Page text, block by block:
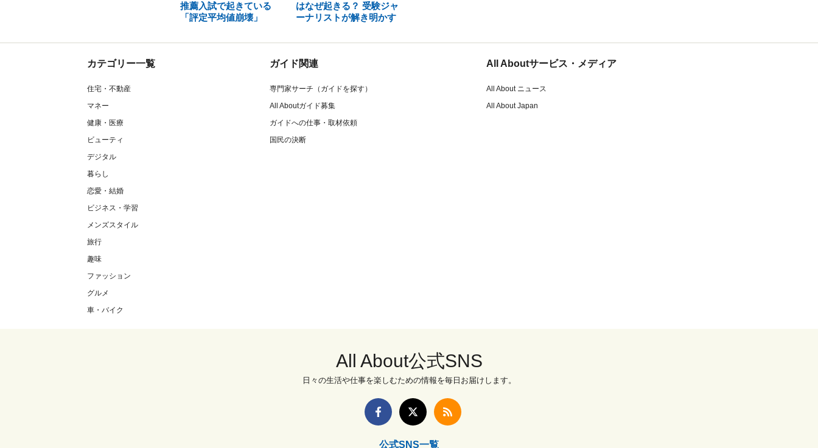
推薦入試で起きている
「評定平均値崩壊」
はなぜ起きる？ 受験ジャ
ーナリストが解き明かす
カテゴリー一覧
住宅・不動産
マネー
健康・医療
ビューティ
デジタル
暮らし
恋愛・結婚
ビジネス・学習
メンズスタイル
旅行
趣味
ファッション
グルメ
車・バイク
ガイド関連
専門家サーチ（ガイドを探す）
All Aboutガイド募集
ガイドへの仕事・取材依頼
国民の決断
All Aboutサービス・メディア
All About ニュース
All About Japan
All About公式SNS
日々の生活や仕事を楽しむための情報を毎日お届けします。
公式SNS一覧